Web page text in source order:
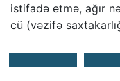
istifadə etmə, ağır
cü (vəzifə